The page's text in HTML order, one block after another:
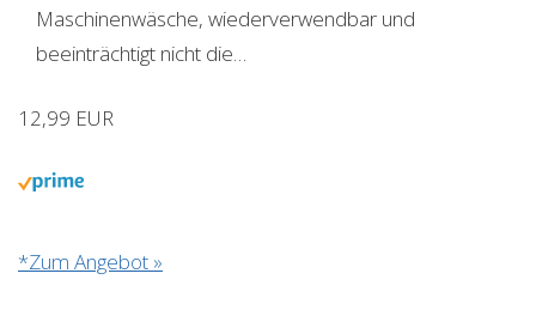
Maschinenwäsche, wiederverwendbar und
beeinträchtigt nicht die…
12,99 EUR
*Zum Angebot »